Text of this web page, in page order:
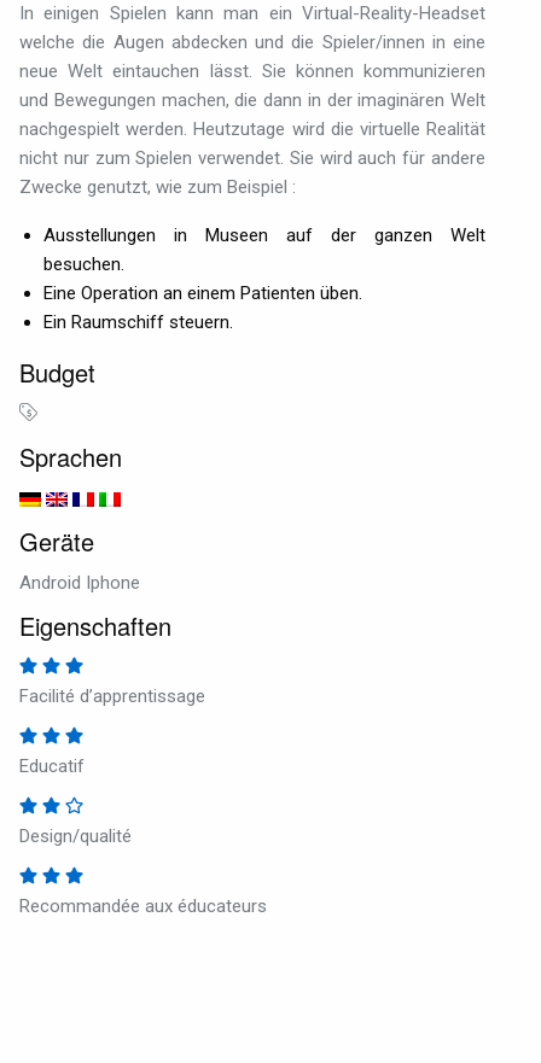
In einigen Spielen kann man ein Virtual-Reality-Headset
welche die Augen abdecken und die Spieler/innen in eine
neue Welt eintauchen lässt. Sie können kommunizieren
und Bewegungen machen, die dann in der imaginären Welt
nachgespielt werden. Heutzutage wird die virtuelle Realität
nicht nur zum Spielen verwendet. Sie wird auch für andere
Zwecke genutzt, wie zum Beispiel :
Ausstellungen in Museen auf der ganzen Welt
besuchen.
Eine Operation an einem Patienten üben.
Ein Raumschiff steuern.
Budget
Sprachen
Geräte
Android Iphone
Eigenschaften
Facilité d’apprentissage
Educatif
Design/qualité
Recommandée aux éducateurs